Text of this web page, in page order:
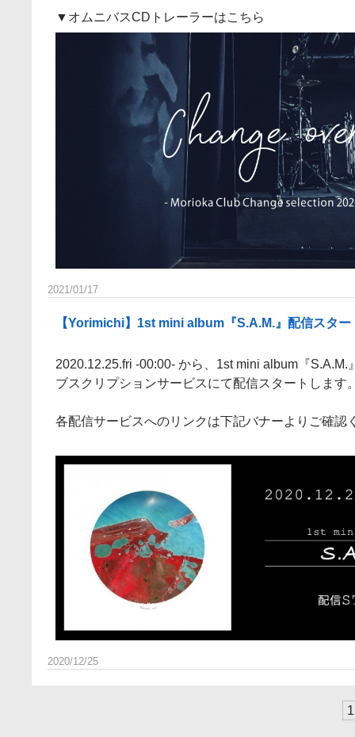
▼オムニバスCDトレーラーはこちら
2021/01/17
【Yorimichi】1st mini album『S.A.M.』配信スター
2020.12.25.fri -00:00- から、1st mini album『S.A.M.
ブスクリプションサービスにて配信スタートします
各配信サービスへのリンクは下記バナーよりご確認
2020/12/25